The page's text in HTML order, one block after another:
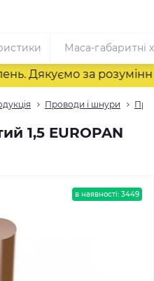
Дякуємо за розуміння!
Проводи і шнури
1,5 EUROPAN
Маса-габаритні
в наявності: 3449